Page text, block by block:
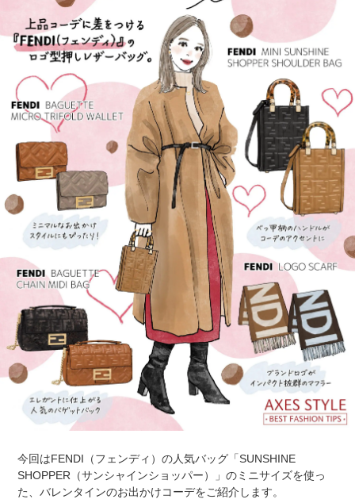
今回はFENDI（フェンディ）の人気バッグ「SUNSHINE
SHOPPER（サンシャインショッパー）」のミニサイズを使っ
た、バレンタインのお出かけコーデをご紹介します。